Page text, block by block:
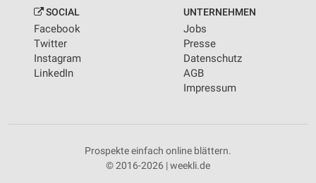
SOCIAL
Facebook
Twitter
Instagram
LinkedIn
UNTERNEHMEN
Jobs
Presse
Datenschutz
AGB
Impressum
Prospekte einfach online blättern.
© 2016-2026 | weekli.de